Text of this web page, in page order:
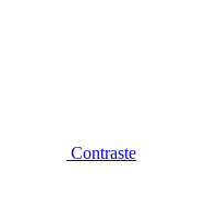
Contraste